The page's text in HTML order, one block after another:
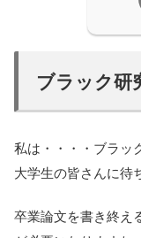
ブラック研
私は・・・・ブラッ
大学生の皆さんに待
卒業論文を書き終え